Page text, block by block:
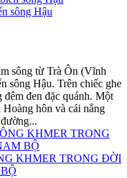
sông Hậu
sông từ Trà Ôn (Vĩnh
sông Hậu. Trên chiếc ghe
đêm đen đặc quánh. Một
hôn và cái nắng
KHMER TRONG ĐỜI